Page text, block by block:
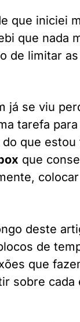
que iniciei
que nada
de limitar
já se viu
tarefa
do que
que
deste
de
que
sobre cada